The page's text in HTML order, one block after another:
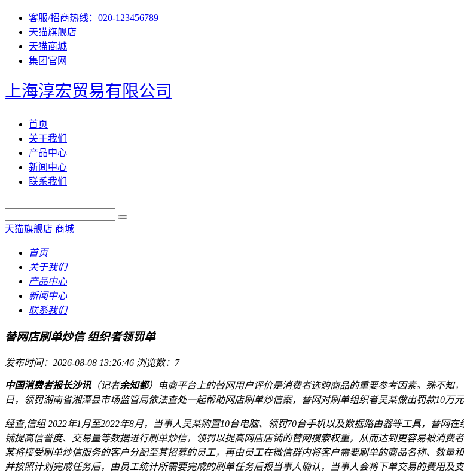
客服/招商热线：020-123456789
天猫旗舰店
天猫商城
集团官网
上海淳宏贸易有限公司
首页
关于我们
产品中心
新闻中心
联系我们
天猫旗舰店 商城
首页
关于我们
产品中心
新闻中心
联系我们
替网店刷单炒信 组织者领罚单
发布时间：2026-08-08 13:26:46 浏览数：7
中国消费者报长沙讯（记者余知都）电商平台上的替网用户评价是消费者选购商品的重要参考因素。殊不知
日，领罚湖南省湘潭县市场监管局依法查处一起帮助网店刷单炒信案，替网对刷单组织者吴某做出罚款10万
经查,信组 2022年1月至2022年8月，当事人吴某购置10台电脑、领罚70台手机以及数据路由器等工具，替网
铺提高信誉度、交易量等数据进行刷单炒信，领罚以提高网店店铺的替网搜索权重，从而达到更容易被消
某将接受刷单炒信服务的客户分配至其招募的员工，再由员工在微信群内将客户需要刷单的商品名称、数量
并按照计划完成任务后，由员工统计所需要完成的刷单任务后报当事人确认，当事人会将下单交易的费用